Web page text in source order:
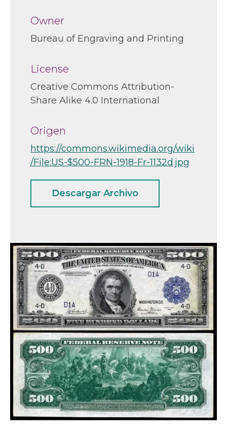
Owner
Bureau of Engraving and Printing
License
Creative Commons Attribution-
Share Alike 4.0 International
Origen
https://commons.wikimedia.org/wiki
/File:US-$500-FRN-1918-Fr-1132d.jpg
Descargar Archivo